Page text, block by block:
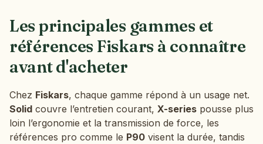
Les principales gammes et
références Fiskars à connaître
avant d'acheter
Chez Fiskars, chaque gamme répond à un usage net.
Solid couvre l’entretien courant, X-series pousse plus
loin l’ergonomie et la transmission de force, les
références pro comme le P90 visent la durée, tandis